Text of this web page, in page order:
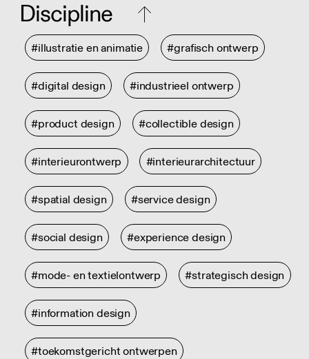
Discipline
#illustratie en animatie #grafisch ontwerp
#digital design #industrieel ontwerp
#product design #collectible design
#interieurontwerp #interieurarchitectuur
#spatial design #service design
#social design #experience design
#mode- en textielontwerp #strategisch design
#information design
#toekomstgericht ontwerpen